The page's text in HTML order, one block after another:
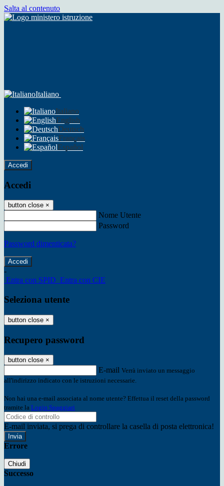
Salta al contenuto
Italiano
Italiano
English
Deutsch
Français
Español
Accedi
Accedi
button close ×
Nome Utente
Password
Password dimenticata?
-
Entra con SPID Entra con CIE
Seleziona utente
button close ×
Recupero password
button close ×
E-mail Verrà inviato un messaggio
all'indirizzo indicato con le istruzioni necessarie.
Non hai una e-mail associata al nome utente? Effettua il reset della password
tramite la Login Spaggiari
E-mail inviata, si prega di controllare la casella di posta elettronica!
Errore
Chiudi
Successo